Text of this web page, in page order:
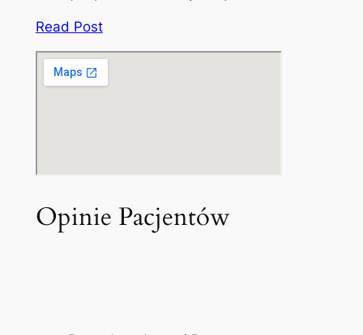
Read Post
Opinie Pacjentów